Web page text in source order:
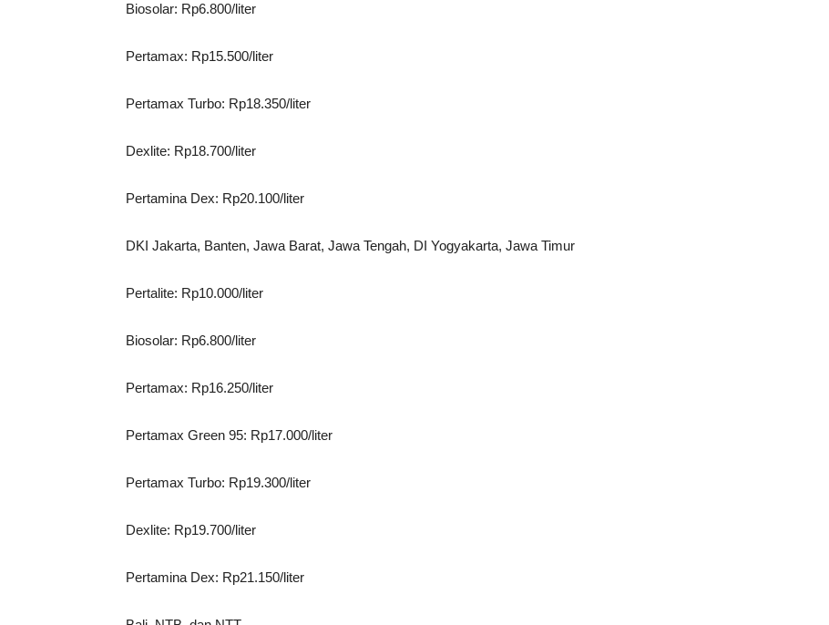
Biosolar: Rp6.800/liter
Pertamax: Rp15.500/liter
Pertamax Turbo: Rp18.350/liter
Dexlite: Rp18.700/liter
Pertamina Dex: Rp20.100/liter
DKI Jakarta, Banten, Jawa Barat, Jawa Tengah, DI Yogyakarta, Jawa Timur
Pertalite: Rp10.000/liter
Biosolar: Rp6.800/liter
Pertamax: Rp16.250/liter
Pertamax Green 95: Rp17.000/liter
Pertamax Turbo: Rp19.300/liter
Dexlite: Rp19.700/liter
Pertamina Dex: Rp21.150/liter